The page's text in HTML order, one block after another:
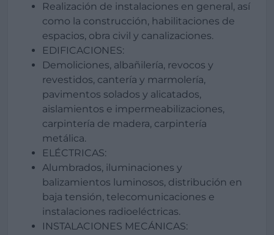
Realización de instalaciones en general, así
como la construcción, habilitaciones de
espacios, obra civil y canalizaciones.
EDIFICACIONES:
Demoliciones, albañilería, revocos y
revestidos, cantería y marmolería,
pavimentos solados y alicatados,
aislamientos e impermeabilizaciones,
carpintería de madera, carpintería
metálica.
ELÉCTRICAS:
Alumbrados, iluminaciones y
balizamientos luminosos, distribución en
baja tensión, telecomunicaciones e
instalaciones radioeléctricas.
INSTALACIONES MECÁNICAS: